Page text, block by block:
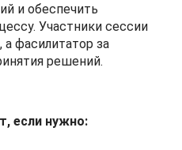
и обеспечить
Участники сессии
фасилитатор за
решений.
если нужно: